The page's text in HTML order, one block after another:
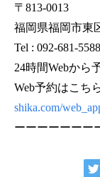
〒813-0013
福岡県福岡市東
Tel : 092-681-5588
24時間Webから
Web予約はこ
shika.com/
ーーーーーーー